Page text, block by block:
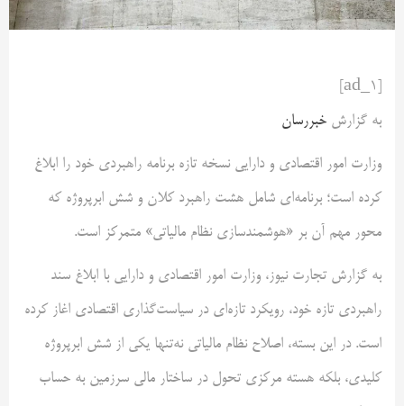
به گزارش خبررسان
وزارت امور اقتصادی و دارایی نسخه تازه برنامه راهبردی خود را ابلاغ
کرده است؛ برنامه‌ای شامل هشت راهبرد کلان و شش ابرپروژه که
محور مهم آن بر «هوشمندسازی نظام مالیاتی» متمرکز است.
به گزارش تجارت نیوز، وزارت امور اقتصادی و دارایی با ابلاغ سند
راهبردی تازه خود، رویکرد تازه‌ای در سیاست‌گذاری اقتصادی اغاز کرده
است. در این بسته، اصلاح نظام مالیاتی نه‌تنها یکی از شش ابرپروژه
کلیدی، بلکه هسته مرکزی تحول در ساختار مالی سرزمین به حساب